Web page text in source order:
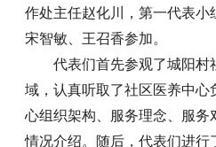
作处主任赵化川，第一代表小
宋智敏、王召香参加。
代表们首先参观了城阳村
域，认真听取了社区医养中心
心组织架构、服务理念、服务
情况介绍。随后，代表们进行